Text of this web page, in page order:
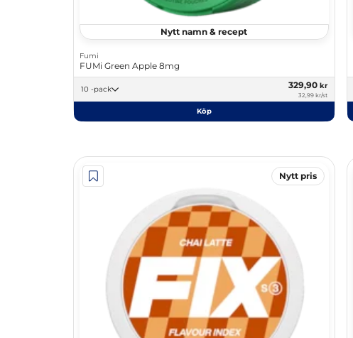
Nytt namn & recept
Fumi
FUMi Green Apple 8mg
10 -pack 329,90 kr
32,99 kr/st
Köp
Nytt pris